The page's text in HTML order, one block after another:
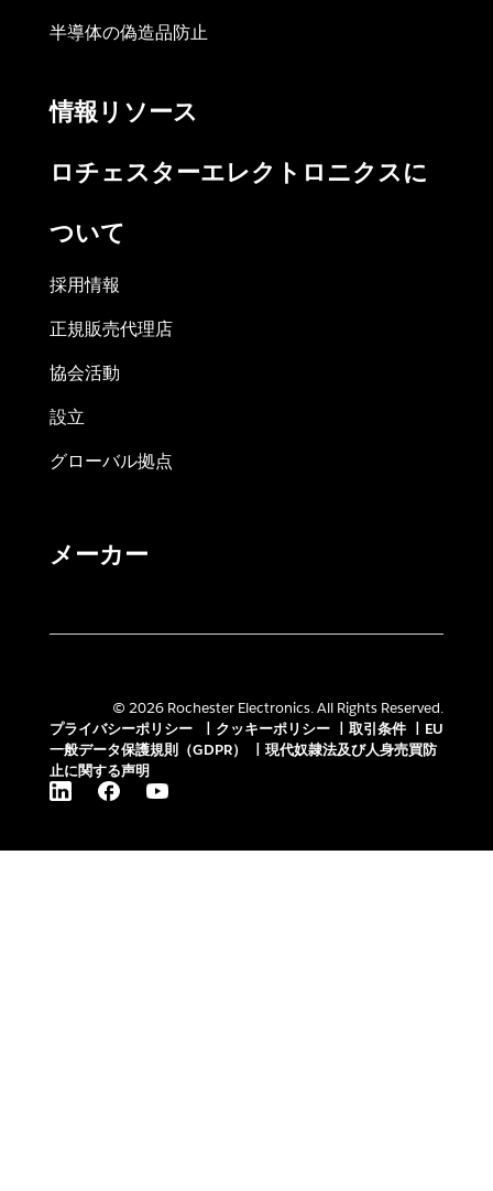
半導体の偽造品防止
情報リソース
ロチェスターエレクトロニクスに
ついて
採用情報
正規販売代理店
協会活動
設立
グローバル拠点
メーカー
© 2026 Rochester Electronics. All Rights Reserved.
プライバシーポリシー
クッキーポリシー 取引条件
EU
一般データ保護規則（GDPR）
現代奴隷法及び人身売買防
止に関する声明